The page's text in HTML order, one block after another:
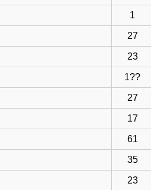
1
27
23
1??
27
17
61
35
23